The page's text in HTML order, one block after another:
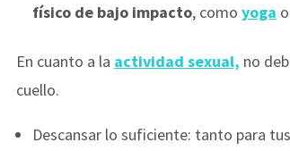
físico de bajo impacto, como yoga
En cuanto a la actividad sexual, no
cuello.
Descansar lo suficiente: tanto para